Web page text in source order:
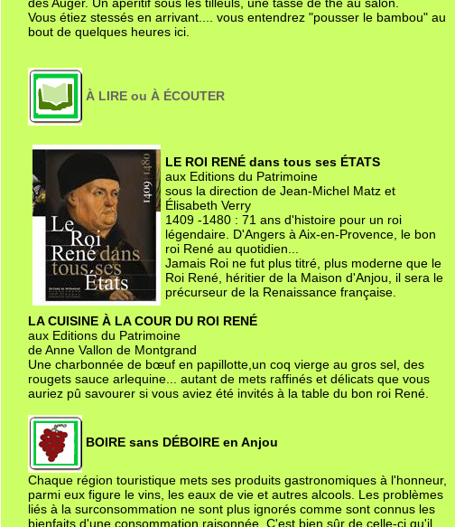
Vous étiez stessés en arrivant.... vous entendrez "pousser le bambou" au
bout de quelques heures ici.
À LIRE ou À ÉCOUTER
LE ROI RENÉ dans tous ses ÉTATS
aux Editions du Patrimoine
sous la direction de Jean-Michel Matz et
Élisabeth Verry
1409 -1480 : 71 ans d'histoire pour un roi
légendaire. D'Angers à Aix-en-Provence, le bon
roi René au quotidien...
Jamais Roi ne fut plus titré, plus moderne que le
Roi René, héritier de la Maison d'Anjou, il sera le
précurseur de la Renaissance française.
LA CUISINE À LA COUR DU ROI RENÉ
aux Editions du Patrimoine
de Anne Vallon de Montgrand
Une charbonnée de bœuf en papillotte,un coq vierge au gros sel, des
rougets sauce arlequine... autant de mets raffinés et délicats que vous
auriez pû savourer si vous aviez été invités à la table du bon roi René.
BOIRE sans DÉBOIRE en Anjou
Chaque région touristique mets ses produits gastronomiques à l'honneur,
parmi eux figure le vins, les eaux de vie et autres alcools. Les problèmes
liés à la surconsommation ne sont plus ignorés comme sont connus les
bienfaits d'une consommation raisonnée. C'est bien sûr de celle-ci qu'il